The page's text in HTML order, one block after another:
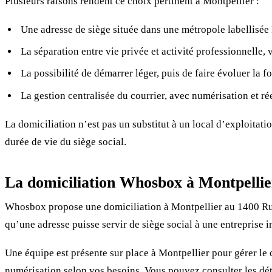
Une adresse de siège située dans une métropole
La séparation entre vie privée et activité professionnelle,
La possibilité de démarrer léger, puis de faire évoluer la
La gestion centralisée du courrier, avec numérisation et
La domiciliation n’est pas un substitut à un local
durée de vie du siège social.
La domiciliation Whosbox à
Whosbox propose une domiciliation à Montpellier au 1400
qu’une adresse puisse servir de siège social à une entreprise
Une équipe est présente sur place à Montpellier pour gérer